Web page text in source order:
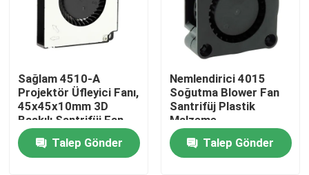
Ürünler
DC Aksiyal Soğutma Fanı
Braket Soğutma Fanı
Sağlam 4510-A
Projektör Üfleyici Fanı,
45x45x10mm 3D
Baskılı Santrifüj Fan
Talep Gönder
Nemlendirici 4015
Soğutma Blower Fan
Santrifüj Plastik
Malzeme
Talep Gönder